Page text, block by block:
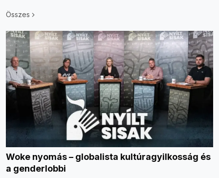
Összes
Woke nyomás – globalista kultúragyilkosság és
a genderlobbi